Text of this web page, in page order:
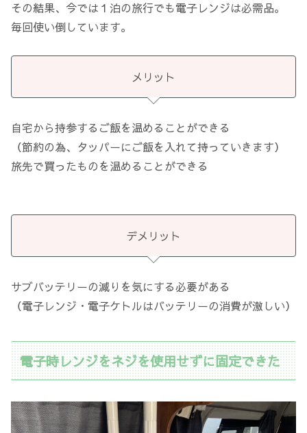
その結果、今では１泊の旅行でも電子レンジは必需品。
毎回使い倒しています。
メリット
自宅から持参するご飯を温めることができる
（節約の為、タッパーにご飯を入れて持っていきます）
旅先で買ったものを温めることができる
デメリット
サブバッテリーの減りを気にする必要がある
（電子レンジ・電子ケトルはバッテリーの消費が激しい）
電子時レンジをネジを使用せずに固定できた